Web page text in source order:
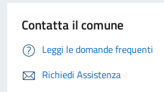
Contatta il comune
Leggi le domande frequenti
Richiedi Assistenza